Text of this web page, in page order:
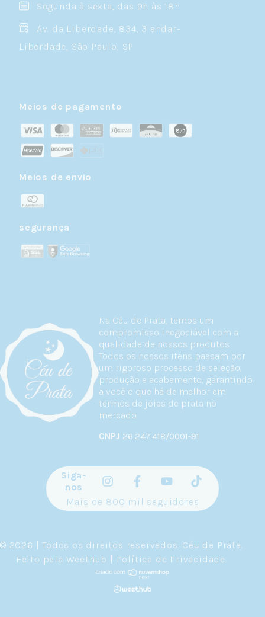
Na Céu de Prata, temos um
compromisso inegociável com a
qualidade de nossos produtos.
Todos os nossos itens passam por
um rigoroso processo de seleção,
produção e acabamento, garantindo
a você o que há de melhor em
termos de joias de prata no
mercado.
CNPJ 26.247.418/0001-91
Segunda à sexta, das 9h às 18h
Av. da Liberdade, 834, 3 andar-
Liberdade, São Paulo, SP
Meios de pagamento
Meios de envio
segurança
Siga-
nos
Mais de 800 mil seguidores
© 2026 | Todos os direitos reservados. Céu de Prata.
Feito pela Weethub | Política de Privacidade.